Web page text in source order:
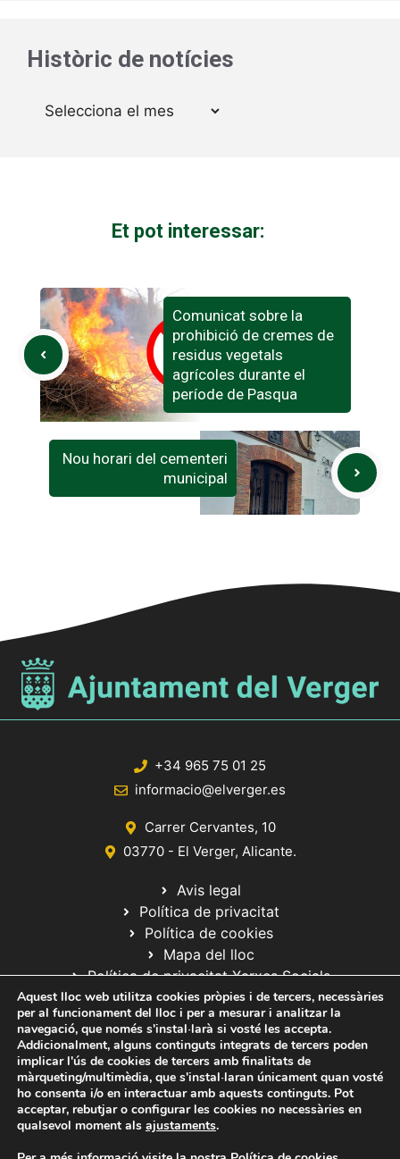
Històric de notícies
Arxius
Et pot interessar:
Comunicat sobre la
prohibició de cremes de
residus vegetals
agrícoles durante el
període de Pasqua
Nou horari del cementeri
municipal
+34 965 75 01 25
informacio@elverger.es
Carrer Cervantes, 10
03770 - El Verger, Alicante.
Avis legal
Política de privacitat
Política de cookies
Mapa del lloc
Política de privacitat Xarxes Socials
© 2020 Web desarrollada por el Servicio de Informática de Diputación
de Alicante
Aquest lloc web utilitza cookies pròpies i de tercers, necessàries
per al funcionament del lloc i per a mesurar i analitzar la
navegació, que només s'instal·larà si vosté les accepta.
Addicionalment, alguns continguts integrats de tercers poden
implicar l'ús de cookies de tercers amb finalitats de
màrqueting/multimèdia, que s'instal·laran únicament quan vosté
ho consenta i/o en interactuar amb aquests continguts. Pot
acceptar, rebutjar o configurar les cookies no necessàries en
qualsevol moment als ajustaments.